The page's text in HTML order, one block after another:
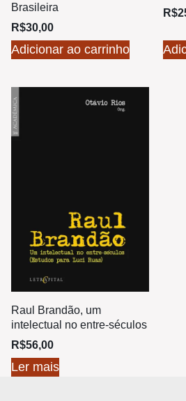
Brasileira
R$30,00
Adicionar ao carrinho
R$
Raul Brandão, um
intelectual no entre-séculos
R$56,00
Ler mais